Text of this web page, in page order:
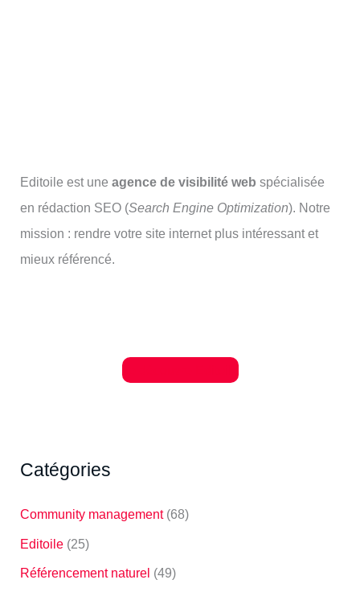
Editoile est uneagence de visibilité web spécialisée
en rédaction SEO (Search Engine Optimization). Notre
mission : rendre votre site internet plus intéressant et
mieux référencé.
Catégories
Community management(68)
Editoile (25)
Référencement naturel (49)